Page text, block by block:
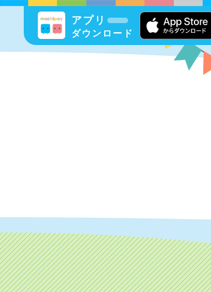
アプリ
ダウンロード